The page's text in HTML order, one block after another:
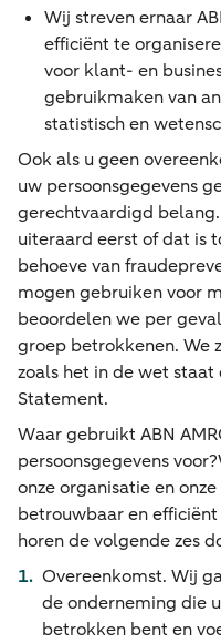
Wij streven ernaar
efficiënt te
voor klant- en
gebruikmaken van
statistisch en
Ook als u geen
uw persoonsgegevens
gerechtvaardigd
uiteraard eerst of dat is
behoeve van
mogen gebruiken voor
beoordelen we per
groep betrokkenen. We
zoals het in de wet
Statement.
Waar gebruikt ABN
persoonsgegevens
onze organisatie en
betrouwbaar en
horen de volgende zes
Overeenkomst. Wij
de onderneming die
betrokken bent en